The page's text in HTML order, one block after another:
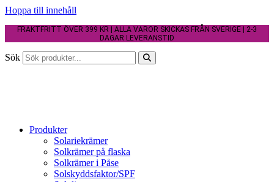
Hoppa till innehåll
FRAKTFRITT ÖVER 399 KR | ALLA VAROR SKICKAS FRÅN SVERIGE | 2-3
DAGAR LEVERANSTID
Sök
Produkter
Solariekrämer
Solkrämer på flaska
Solkrämer i Påse
Solskyddsfaktor/SPF